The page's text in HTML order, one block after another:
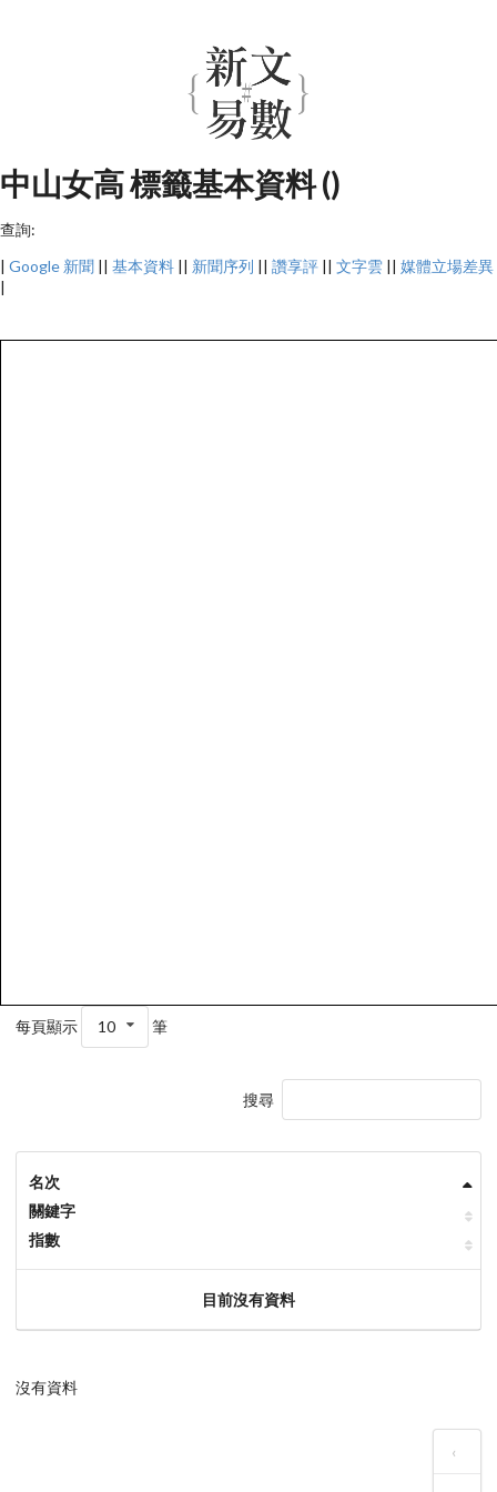
中山女高 標籤基本資料 ()
查詢:
| Google 新聞 || 基本資料 || 新聞序列 || 讚享評 || 文字雲 || 媒體立場差異
|
每頁顯示 10 筆
搜尋
名次
關鍵字
指數
目前沒有資料
沒有資料
‹